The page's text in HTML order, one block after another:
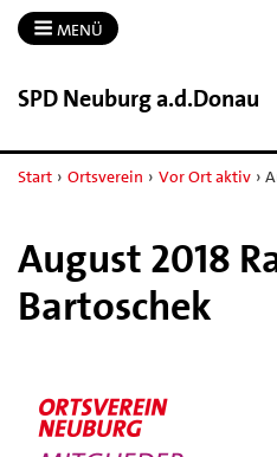
MENÜ
SPD Neuburg a.​d.​Donau
Start › Ortsverein › Vor Ort aktiv ›
August 2018
Bartoschek